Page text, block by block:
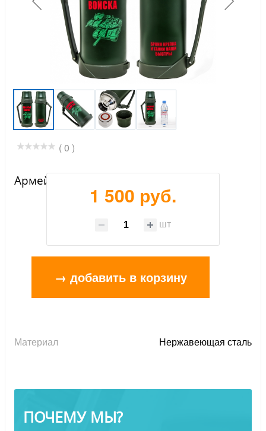
( 0 )
Армейский термос танкиста
1 500 руб.
шт
→ добавить в корзину
Материал Нержавеющая сталь
ПОЧЕМУ МЫ?